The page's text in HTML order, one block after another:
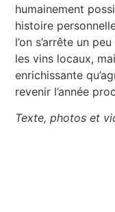
humainement
histoire
l’on s’arrête un
les vins locaux,
enrichissante
revenir l’année
Texte, photos et